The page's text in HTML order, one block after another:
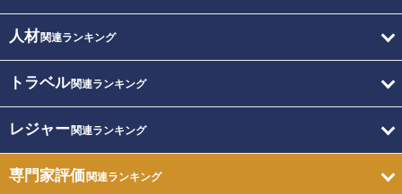
人材関連ランキング
トラベル関連ランキング
レジャー関連ランキング
専門家評価関連ランキング